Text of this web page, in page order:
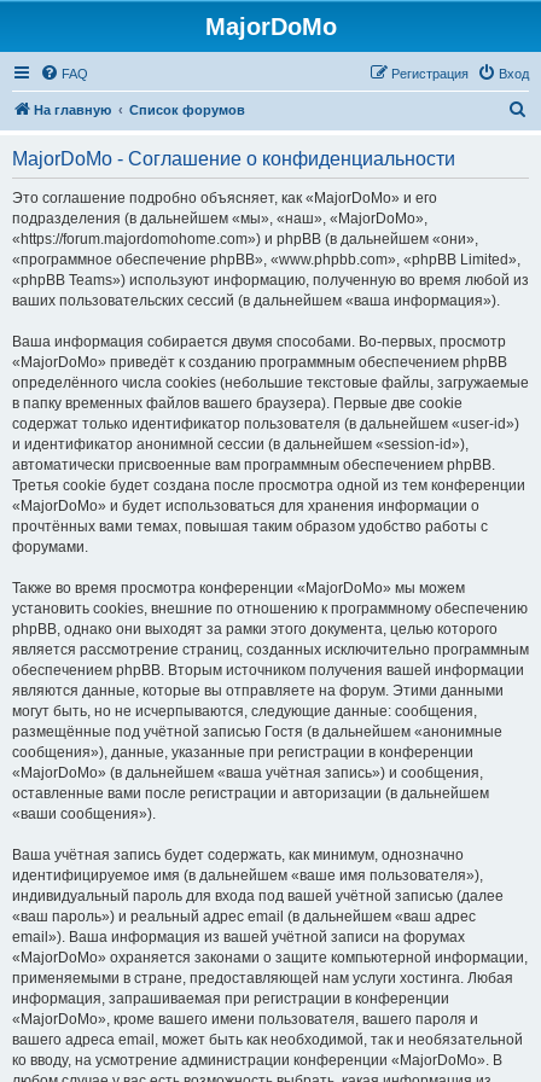
MajorDoMo
FAQ Вход
Регистрация
На главную Список форумов
MajorDoMo - Соглашение о конфиденциальности
Это соглашение подробно объясняет, как «MajorDoMo» и его
подразделения (в дальнейшем «мы», «наш», «MajorDoMo»,
«https://forum.majordomohome.com») и phpBB (в дальнейшем «они»,
«программное обеспечение phpBB», «www.phpbb.com», «phpBB Limited»,
«phpBB Teams») используют информацию, полученную во время любой из
ваших пользовательских сессий (в дальнейшем «ваша информация»).
Ваша информация собирается двумя способами. Во-первых, просмотр
«MajorDoMo» приведёт к созданию программным обеспечением phpBB
определённого числа cookies (небольшие текстовые файлы, загружаемые
в папку временных файлов вашего браузера). Первые две cookie
содержат только идентификатор пользователя (в дальнейшем «user-id»)
и идентификатор анонимной сессии (в дальнейшем «session-id»),
автоматически присвоенные вам программным обеспечением phpBB.
Третья cookie будет создана после просмотра одной из тем конференции
«MajorDoMo» и будет использоваться для хранения информации о
прочтённых вами темах, повышая таким образом удобство работы с
форумами.
Также во время просмотра конференции «MajorDoMo» мы можем
установить cookies, внешние по отношению к программному обеспечению
phpBB, однако они выходят за рамки этого документа, целью которого
является рассмотрение страниц, созданных исключительно программным
обеспечением phpBB. Вторым источником получения вашей информации
являются данные, которые вы отправляете на форум. Этими данными
могут быть, но не исчерпываются, следующие данные: сообщения,
размещённые под учётной записью Гостя (в дальнейшем «анонимные
сообщения»), данные, указанные при регистрации в конференции
«MajorDoMo» (в дальнейшем «ваша учётная запись») и сообщения,
оставленные вами после регистрации и авторизации (в дальнейшем
«ваши сообщения»).
Ваша учётная запись будет содержать, как минимум, однозначно
идентифицируемое имя (в дальнейшем «ваше имя пользователя»),
индивидуальный пароль для входа под вашей учётной записью (далее
«ваш пароль») и реальный адрес email (в дальнейшем «ваш адрес
email»). Ваша информация из вашей учётной записи на форумах
«MajorDoMo» охраняется законами о защите компьютерной информации,
применяемыми в стране, предоставляющей нам услуги хостинга. Любая
информация, запрашиваемая при регистрации в конференции
«MajorDoMo», кроме вашего имени пользователя, вашего пароля и
вашего адреса email, может быть как необходимой, так и необязательной
ко вводу, на усмотрение администрации конференции «MajorDoMo». В